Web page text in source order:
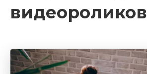
видеороликов